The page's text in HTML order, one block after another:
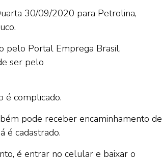
30/09/2020 para Petrolina,
pelo Portal Emprega Brasil,
ser pelo
é complicado.
pode receber encaminhamento de
é cadastrado.
é entrar no celular e baixar o